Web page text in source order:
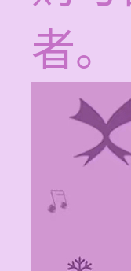
者。